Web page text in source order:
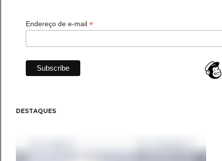
Endereço de e-mail *
DESTAQUES